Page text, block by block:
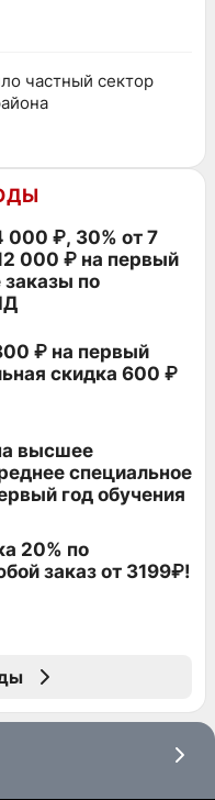
частный сектор
000 ₽, 30% от 7
000 ₽ на первый
заказы по
₽ на первый
скидка 600 ₽
высшее
специальное
год обучения
20% по
заказ от 3199₽!